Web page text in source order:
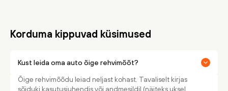
Korduma kippuvad küsimused
Kust leida oma auto õige rehvimõõt?
Õige rehvimõõdu leiad neljast kohast. Tavaliselt kirjas
sõiduki kasutusjuhendis või andmesildil (näiteks uksel